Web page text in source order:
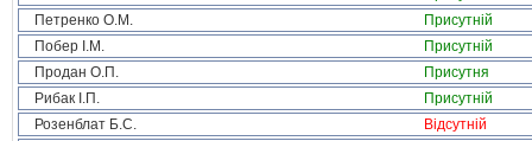
Петренко О.М.
Присутній
Побер І.М.
Присутній
Продан О.П.
Присутня
Рибак І.П.
Присутній
Розенблат Б.С.
Відсутній